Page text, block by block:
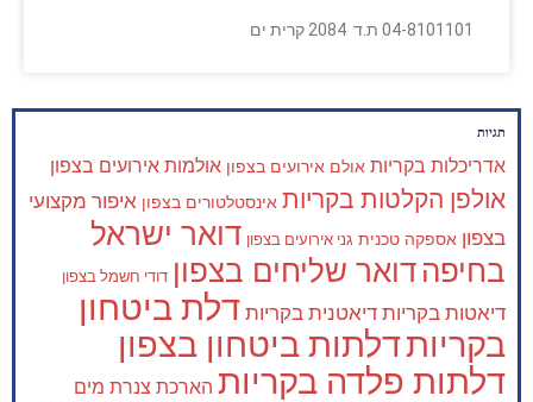
04-8101101 ת.ד 2084 קרית ים
תגיות
אדריכלות בקריות אולם אירועים בצפון אולמות אירועים בצפון
אולפן הקלטות בקריות אינסטלטורים בצפון איפור מקצועי
בצפון אספקה טכנית גני אירועים בצפון דואר ישראל
בחיפה דואר שליחים בצפון דודי חשמל בצפון
דיאטות בקריות דיאטנית בקריות דלת ביטחון
בקריותדלתות ביטחון בצפון
דלתות פלדה בקריות הארכת צנרת מים